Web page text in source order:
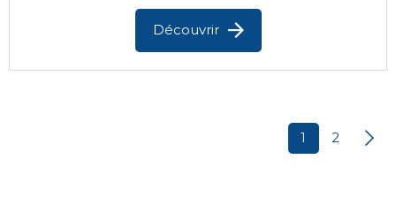
Découvrir
1 2